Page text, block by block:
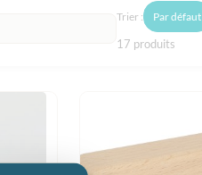
Trier : Par défaut
17 produits